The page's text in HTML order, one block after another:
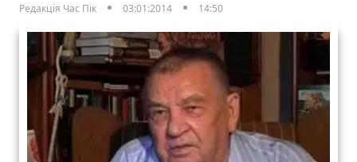
Редакція Час Пік 03:01:2014 14:50